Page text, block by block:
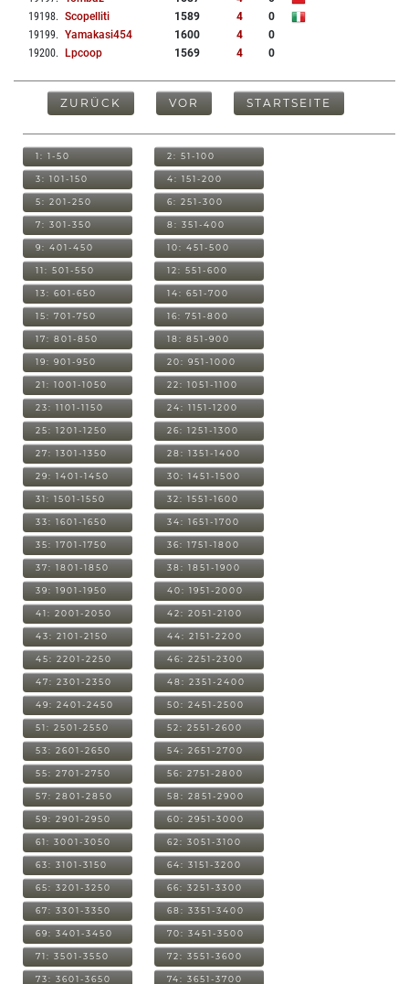
19198. Scopelliti 1589 4
0
19199. Yamakasi454 1600 4
0
19200. Lpcoop 1569 4 0
ZURÜCK VOR STARTSEITE
1: 1-50 2: 51-100
3: 101-150 4: 151-200
5: 201-250 6: 251-300
7: 301-350 8: 351-400
9: 401-450 10: 451-500
11: 501-550 12: 551-600
13: 601-650 14: 651-700
15: 701-750 16: 751-800
17: 801-850 18: 851-900
19: 901-950 20: 951-1000
21: 1001-1050 22: 1051-1100
23: 1101-1150 24: 1151-1200
25: 1201-1250 26: 1251-1300
27: 1301-1350 28: 1351-1400
29: 1401-1450 30: 1451-1500
31: 1501-1550 32: 1551-1600
33: 1601-1650 34: 1651-1700
35: 1701-1750 36: 1751-1800
37: 1801-1850 38: 1851-1900
39: 1901-1950 40: 1951-2000
41: 2001-2050 42: 2051-2100
43: 2101-2150 44: 2151-2200
45: 2201-2250 46: 2251-2300
47: 2301-2350 48: 2351-2400
49: 2401-2450 50: 2451-2500
51: 2501-2550 52: 2551-2600
53: 2601-2650 54: 2651-2700
55: 2701-2750 56: 2751-2800
57: 2801-2850 58: 2851-2900
59: 2901-2950 60: 2951-3000
61: 3001-3050 62: 3051-3100
63: 3101-3150 64: 3151-3200
65: 3201-3250 66: 3251-3300
67: 3301-3350 68: 3351-3400
69: 3401-3450 70: 3451-3500
71: 3501-3550 72: 3551-3600
73: 3601-3650 74: 3651-3700